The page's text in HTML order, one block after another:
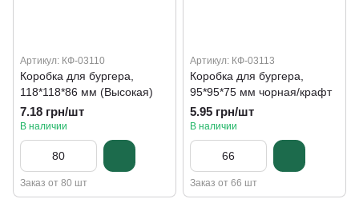
Артикул: КФ-03110
Коробка для бургера,
118*118*86 мм (Высокая)
7.18 грн/шт
В наличии
Заказ от 80 шт
Артикул: КФ-03113
Коробка для бургера,
95*95*75 мм чорная/крафт
5.95 грн/шт
В наличии
Заказ от 66 шт